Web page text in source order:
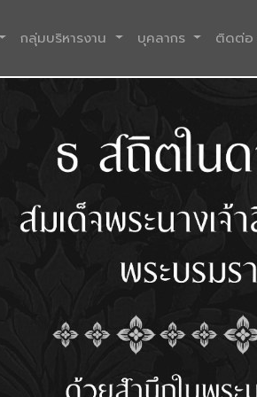
กลุ่มบริหารงาน บุคลากร ติดต่อ